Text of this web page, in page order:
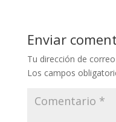
Enviar
Tu dirección de
Los campos